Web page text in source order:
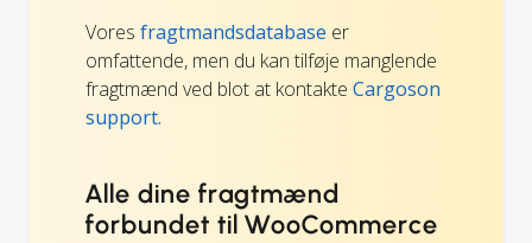
Vores fragtmandsdatabase er
omfattende, men du kan tilføje manglende
fragtmænd ved blot at kontakte Cargoson
support.
Alle dine fragtmænd
forbundet til WooCommerce